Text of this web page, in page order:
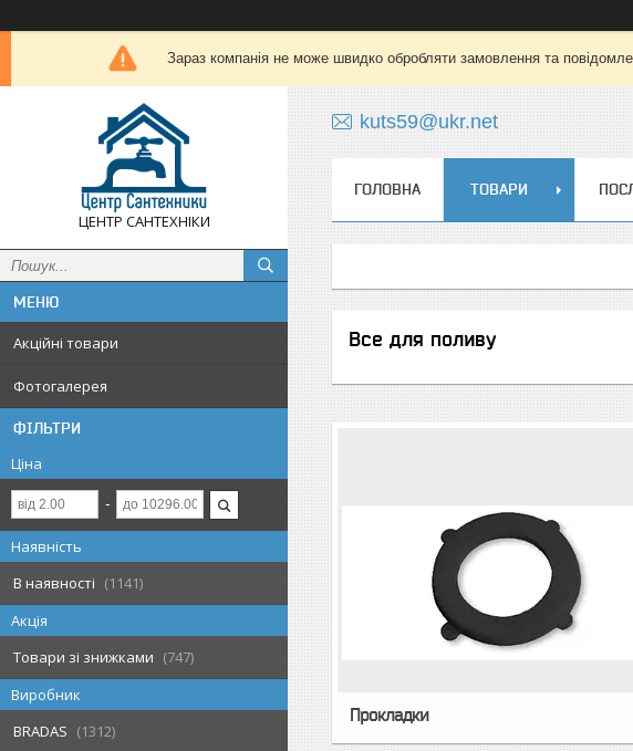
Зараз компанія не може швидко обробляти замовлення та
ЦЕНТР САНТЕХНІКИ
Акційні товари
Фотогалерея
ФІЛЬТРИ
Ціна
Наявність
В наявності
1141
Акція
Товари зі знижками
747
Виробник
BRADAS
1312
kuts59@ukr.net
ГОЛОВНА ТОВАРИ
Все для поливу
Прокладки